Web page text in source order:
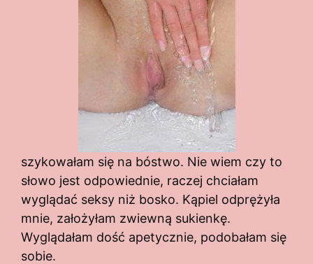
szykowałam się na bóstwo. Nie wiem czy to
słowo jest odpowiednie, raczej chciałam
wyglądać seksy niż bosko. Kąpiel odprężyła
mnie, założyłam zwiewną sukienkę.
Wyglądałam dość apetycznie, podobałam się
sobie.